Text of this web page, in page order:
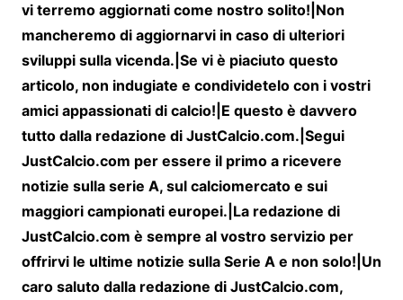
vi terremo aggiornati come nostro solito!|Non
mancheremo di aggiornarvi in caso di ulteriori
sviluppi sulla vicenda.|Se vi è piaciuto questo
articolo, non indugiate e condividetelo con i vostri
amici appassionati di calcio!|E questo è davvero
tutto dalla redazione di JustCalcio.com.|Segui
JustCalcio.com per essere il primo a ricevere
notizie sulla serie A, sul calciomercato e sui
maggiori campionati europei.|La redazione di
JustCalcio.com è sempre al vostro servizio per
offrirvi le ultime notizie sulla Serie A e non solo!|Un
caro saluto dalla redazione di JustCalcio.com,